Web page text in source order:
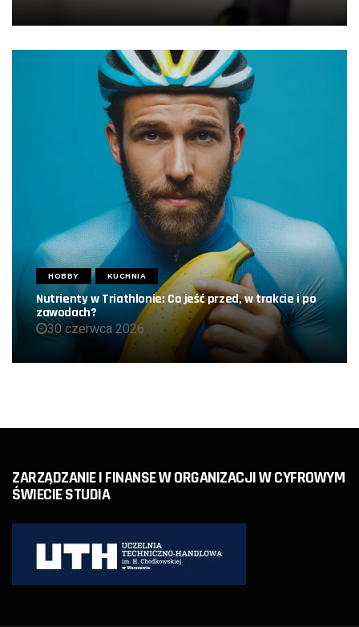
HOBBY KUCHNIA
Nutrienty w Triathlonie: Co jeść przed, w trakcie i po
zawodach?
30 czerwca 2026
ZARZĄDZANIE I FINANSE W ORGANIZACJI W CYFROWYM
ŚWIECIE STUDIA